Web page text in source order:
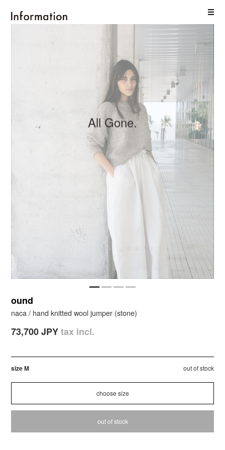
ound
naca / hand knitted wool jumper (stone)
73,700 JPYtax incl.
size M out of stock
out of stock